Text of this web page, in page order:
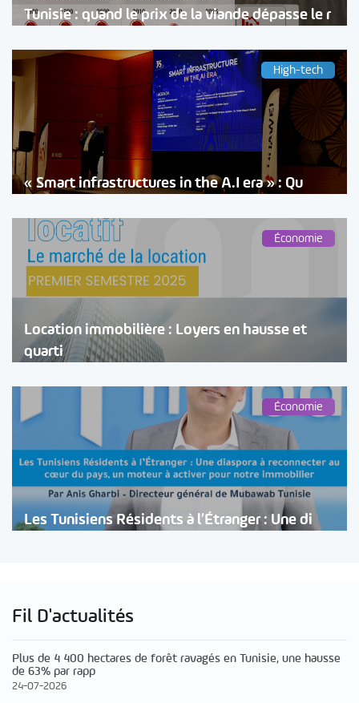
Tunisie : quand le prix de la viande dépasse le r
High-tech
« Smart infrastructures in the A.I era » : Qu
Économie
Location immobilière : Loyers en hausse et
quarti
Économie
Les Tunisiens Résidents à l’Étranger : Une di
Fil D'actualités
Plus de 4 400 hectares de forêt ravagés en Tunisie, une hausse
de 63% par rapp
24-07-2026